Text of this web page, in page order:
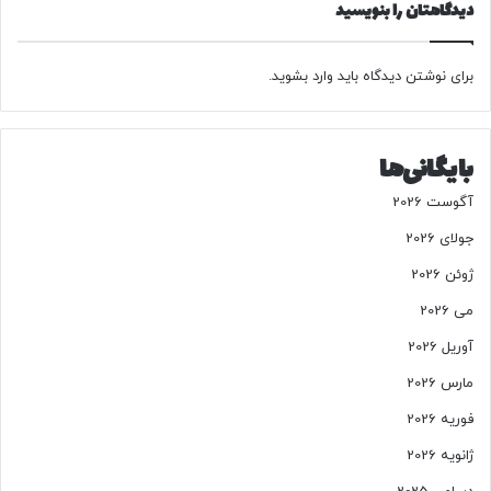
پ
ر
م
ر
ت
/
ر
و
ر
:
ی
دیدگاهتان را بنویسید
برای نوشتن دیدگاه باید وارد بشوید.
بایگانی‌ها
آگوست 2026
جولای 2026
ژوئن 2026
می 2026
آوریل 2026
مارس 2026
فوریه 2026
ژانویه 2026